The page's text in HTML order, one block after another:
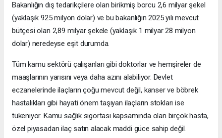
Bakanlığın dış tedarikçilere olan birikmiş borcu 2,6 milyar şekel
(yaklaşık 925 milyon dolar) ve bu bakanlığın 2025 yılı mevcut
bütçesi olan 2,89 milyar şekele (yaklaşık 1 milyar 28 milyon
dolar) neredeyse eşit durumda.
Tüm kamu sektörü çalışanları gibi doktorlar ve hemşireler de
maaşlarının yarısını veya daha azını alabiliyor. Devlet
eczanelerinde ilaçların çoğu mevcut değil, kanser ve böbrek
hastalıkları gibi hayati önem taşıyan ilaçların stokları ise
tükeniyor. Kamu sağlık sigortası kapsamında olan birçok hasta,
özel piyasadan ilaç satın alacak maddi güce sahip değil.